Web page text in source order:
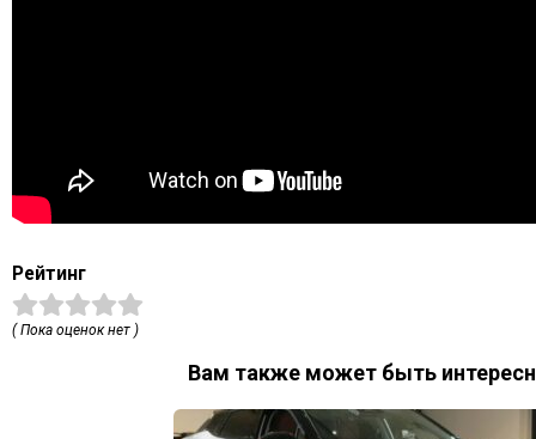
Рейтинг
( Пока оценок нет )
Вам также может быть